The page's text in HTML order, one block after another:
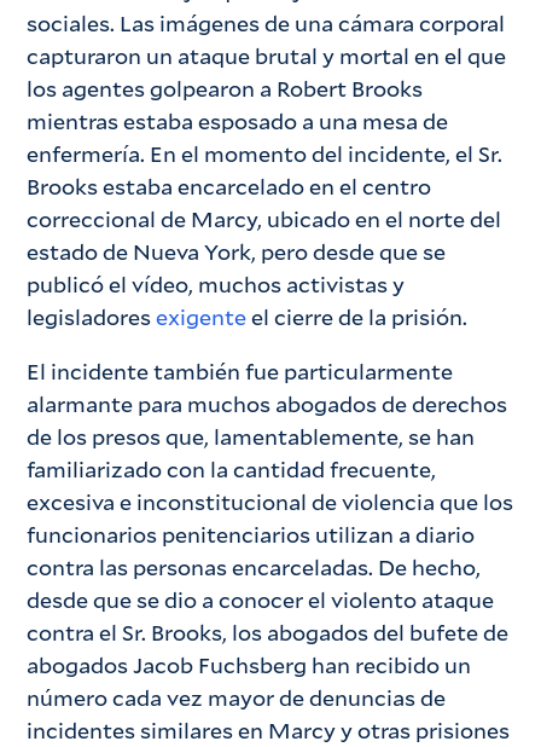
sociales. Las imágenes de una cámara corporal
capturaron un ataque brutal y mortal en el que
los agentes golpearon a Robert Brooks
mientras estaba esposado a una mesa de
enfermería. En el momento del incidente, el Sr.
Brooks estaba encarcelado en el centro
correccional de Marcy, ubicado en el norte del
estado de Nueva York, pero desde que se
publicó el vídeo, muchos activistas y
legisladoresexigenteel cierre de la prisión.
El incidente también fue particularmente
alarmante para muchos abogados de derechos
de los presos que, lamentablemente, se han
familiarizado con la cantidad frecuente,
excesiva e inconstitucional de violencia que los
funcionarios penitenciarios utilizan a diario
contra las personas encarceladas. De hecho,
desde que se dio a conocer el violento ataque
contra el Sr. Brooks, los abogados del bufete de
abogados Jacob Fuchsberg han recibido un
número cada vez mayor de denuncias de
incidentes similares en Marcy y otras prisiones